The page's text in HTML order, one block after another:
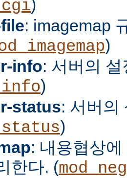
)
: imagemap
)
info: 서버의
)
status: 서버의
)
: 내용협상
한다. (